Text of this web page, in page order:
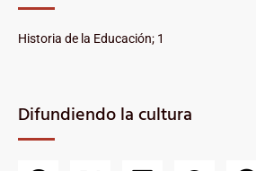
Historia de la Educación; 1
Difundiendo la cultura